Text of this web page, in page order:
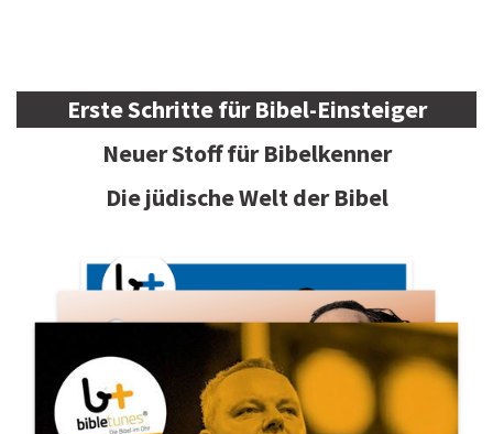
Erste Schritte für Bibel-Einsteiger
Neuer Stoff für Bibelkenner
Die jüdische Welt der Bibel